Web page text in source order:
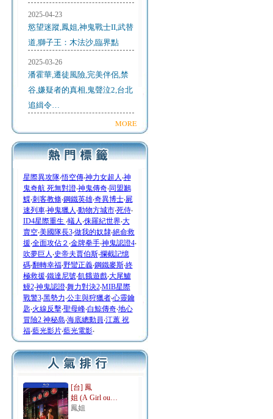
2025-04-23
慾望迷蹤,鳳姐,神鬼戰士II,武替
道,獅子王：木法沙,臨界點
2025-03-26
潘霍華,遷徒風險,完美伴侶,禁
谷,嫌疑者的真相,鬼聲泣2,台北
追緝令…
MORE
星際異攻隊‧悟空傳‧神力女超人 ‧神
鬼奇航 死無對證‧神鬼傳奇‧同盟鶼
鰈‧刺客教條‧鋼鐵英雄‧奇異博士‧屍
速列車‧神鬼獵人 ‧動物方城市‧死侍‧
ID4星際重生 ‧蟻人 ‧侏羅紀世界‧大
賣空‧美國隊長3‧做我的奴隸‧絕命救
援‧全面攻佔２ ‧金牌拳手‧神鬼認證4‧
吹夢巨人 ‧史帝夫賈伯斯‧攔截記憶
碼‧翻轉幸福‧野蠻正義‧鋼鐵麥斯‧終
極救援‧鐵達尼號‧飢餓遊戲‧大尾鱸
鰻2‧神鬼認證‧舞力對決2‧MIB星際
戰警3‧黑勢力‧公主與狩獵者‧心靈鑰
匙‧火線反擊‧聖母峰‧白鯨傳奇‧地心
冒險2 神秘島‧海底總動員‧江蕙 祝
福‧藍光影片‧藍光電影‧
[台] 鳳
姐 (A Girl ou…
鳳姐